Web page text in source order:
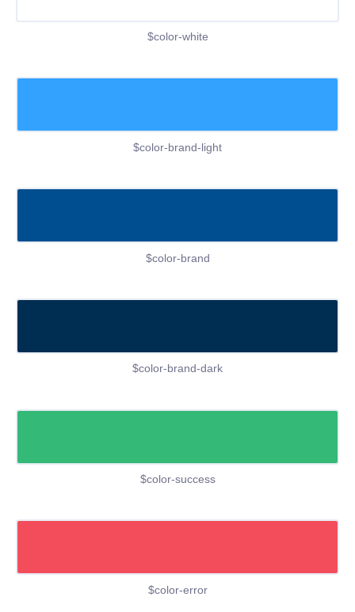
$color-white
$color-brand-light
$color-brand
$color-brand-dark
$color-success
$color-error